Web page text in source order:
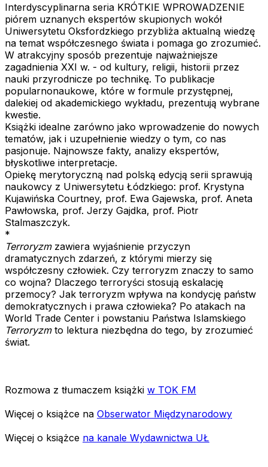
Interdyscyplinarna seria KRÓTKIE WPROWADZENIE
piórem uznanych ekspertów skupionych wokół
Uniwersytetu Oksfordzkiego przybliża aktualną wiedzę
na temat współczesnego świata i pomaga go zrozumieć.
W atrakcyjny sposób prezentuje najważniejsze
zagadnienia XXI w. - od kultury, religii, historii przez
nauki przyrodnicze po technikę. To publikacje
popularnonaukowe, które w formule przystępnej,
dalekiej od akademickiego wykładu, prezentują wybrane
kwestie.
Książki idealne zarówno jako wprowadzenie do nowych
tematów, jak i uzupełnienie wiedzy o tym, co nas
pasjonuje. Najnowsze fakty, analizy ekspertów,
błyskotliwe interpretacje.
Opiekę merytoryczną nad polską edycją serii sprawują
naukowcy z Uniwersytetu Łódzkiego: prof. Krystyna
Kujawińska Courtney, prof. Ewa Gajewska, prof. Aneta
Pawłowska, prof. Jerzy Gajdka, prof. Piotr
Stalmaszczyk.
*
Terroryzmzawiera wyjaśnienie przyczyn
dramatycznych zdarzeń, z którymi mierzy się
współczesny człowiek. Czy terroryzm znaczy to samo
co wojna? Dlaczego terroryści stosują eskalację
przemocy? Jak terroryzm wpływa na kondycję państw
demokratycznych i prawa człowieka? Po atakach na
World Trade Center i powstaniu Państwa Islamskiego
Terroryzmto lektura niezbędna do tego, by zrozumieć
świat.
Rozmowa z tłumaczem książki w TOK FM
Więcej o książce na Obserwator Międzynarodowy
Więcej o książce na kanale Wydawnictwa UŁ